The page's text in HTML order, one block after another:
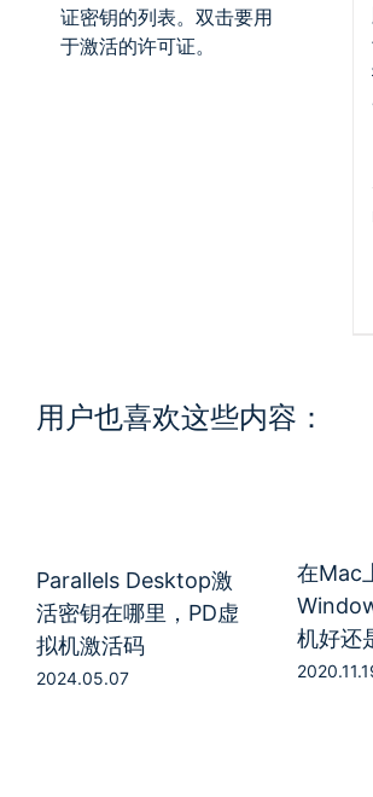
证密钥的列表。双击要用
于激活的许可证。
用户也喜欢这些内容：
Parallels Desktop激
活密钥在哪里，PD虚
拟机激活码
2024.05.07
在Mac
机好还